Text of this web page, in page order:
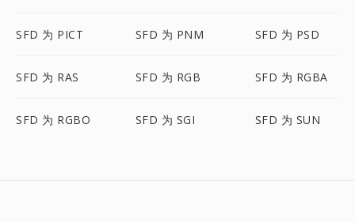
SFD 为 PICT SFD 为 PNM SFD 为 PSD
SFD 为 RAS SFD 为 RGB SFD 为 RGBA
SFD 为 RGBO SFD 为 SGI SFD 为 SUN